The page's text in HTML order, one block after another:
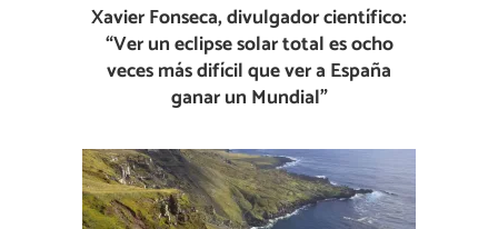
Xavier Fonseca, divulgador científico:
“Ver un eclipse solar total es ocho
veces más difícil que ver a España
ganar un Mundial”